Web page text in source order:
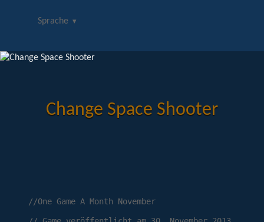
Sprache
Change Space Shooter
//One Game A Month November